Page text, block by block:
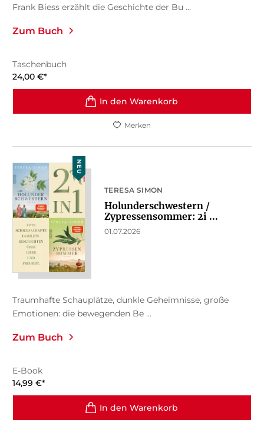
Frank Biess erzählt die Geschichte der Bu ...
Zum Buch
Taschenbuch
24,00 €*
In den Warenkorb
Merken
NEU
TERESA SIMON
Holunderschwestern /
Zypressensommer: 2i ...
01.07.2026
Traumhafte Schauplätze, dunkle Geheimnisse, große
Emotionen: die bewegenden Be ...
Zum Buch
E-Book
14,99 €*
In den Warenkorb